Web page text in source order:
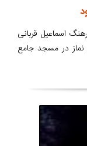
اسماعیل قربانی
نماز در مسجد جامع